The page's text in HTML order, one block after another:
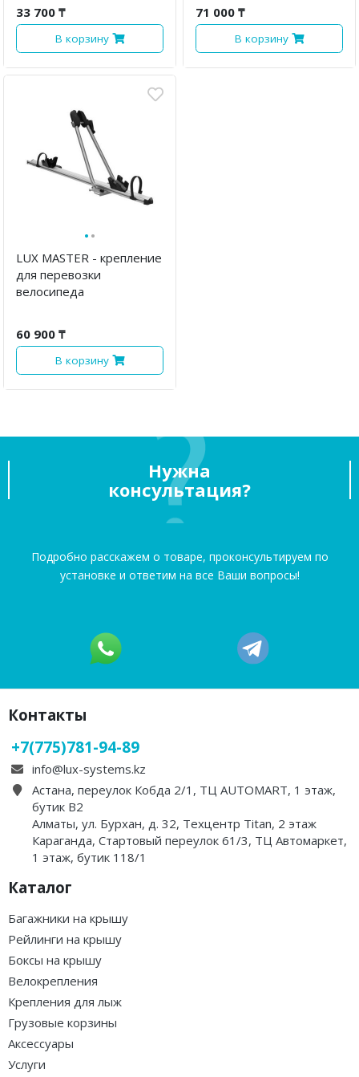
33 700 ₸
В корзину
71 000 ₸
В корзину
··
LUX MASTER - крепление
для перевозки
велосипеда
60 900 ₸
В корзину
Нужна
консультация?
Подробно расскажем о товаре, проконсультируем по
установке и ответим на все Ваши вопросы!
Контакты
+7(775)781-94-89
info@lux-systems.kz
Астана, переулок Кобда 2/1, ТЦ AUTOMART, 1 этаж,
бутик B2
Алматы, ул. Бурхан, д. 32, Техцентр Titan, 2 этаж
Караганда, Стартовый переулок 61/3, ТЦ Автомаркет,
1 этаж, бутик 118/1
Каталог
Багажники на крышу
Рейлинги на крышу
Боксы на крышу
Велокрепления
Крепления для лыж
Грузовые корзины
Аксессуары
Услуги